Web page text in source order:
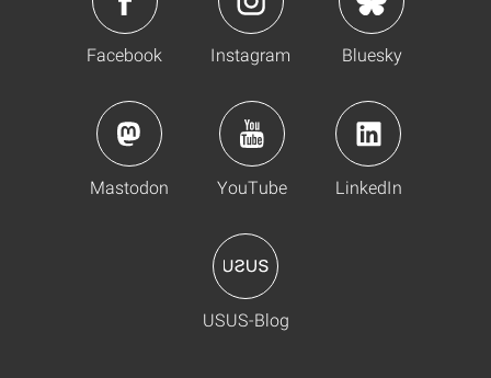
Facebook Instagram Bluesky
Mastodon YouTube LinkedIn
USUS-Blog